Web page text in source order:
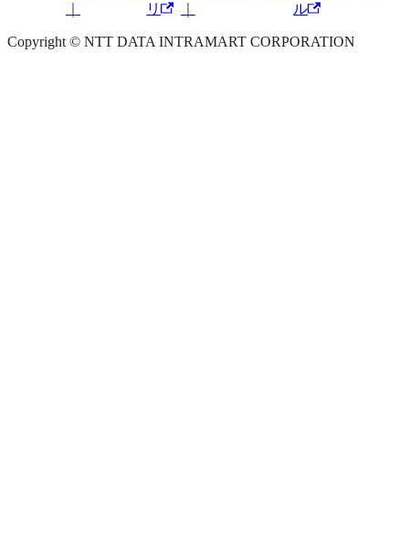
リ
ル
Copyright © NTT DATA INTRAMART CORPORATION